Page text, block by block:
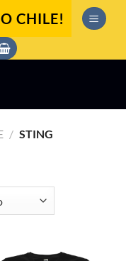
CHILE!
/ STING